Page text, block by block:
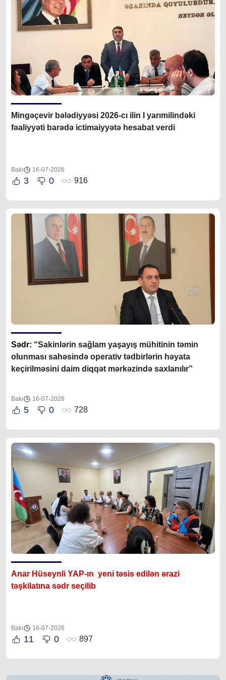
Mingəçevir bələdiyyəsi 2026-cı ilin I yarımilindəki
fəaliyyəti barədə ictimaiyyətə hesabat verdi
Bakı 16-07-2026
3 0 916
Sədr: “Sakinlərin sağlam yaşayış mühitinin təmin
olunması sahəsində operativ tədbirlərin həyata
keçirilməsini daim diqqət mərkəzində saxlanılır”
Bakı 16-07-2026
5 0 728
Anar Hüseynli YAP-ın yeni təsis edilən ərazi
təşkilatına sədr seçilib
Bakı 16-07-2026
11 0 897